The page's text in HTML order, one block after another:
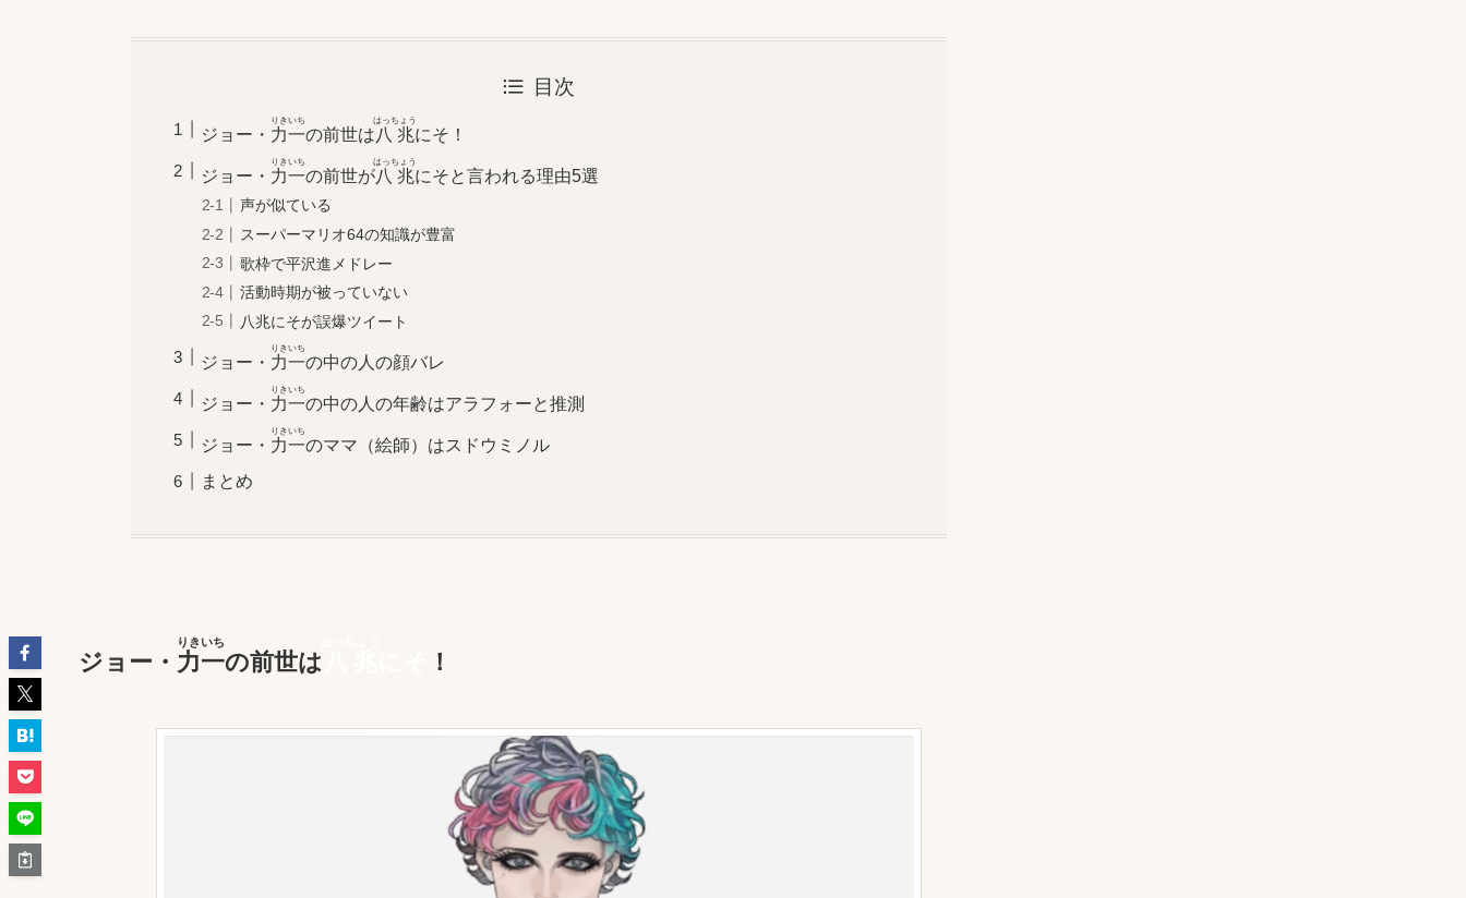
目次
ジョー・ 力一
りきいち
の前世は八兆
はっちょう
にそ！
ジョー・ 力一
りきいち
の前世が八兆
はっちょう
にそと言われる理由5選
声が似ている
スーパーマリオ64の知識が豊富
歌枠で平沢進メドレー
活動時期が被っていない
八兆にそが誤爆ツイート
ジョー・ 力一
りきいち
の中の人の顔バレ
ジョー・ 力一
りきいち
の中の人の年齢はアラフォーと推測
ジョー・ 力一
りきいち
のママ（絵師）はスドウミノル
まとめ
ジョー・ 力一
りきいち
の前世は ！